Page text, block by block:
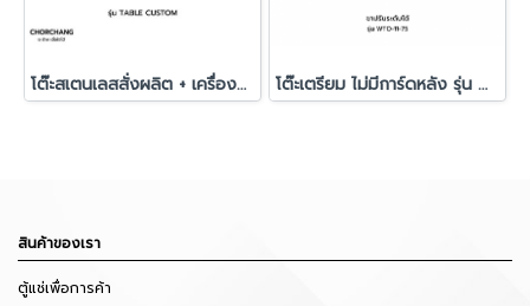
โต๊ะสเตนเลสสั่งผลิต + เครื่องล้างแก้ว Cup Washer โต๊ะเตรียม ไม่มีการ์ดหลัง รุ่น WTO-11-75
สินค้าของเรา
ตู้แช่เพื่อการค้า